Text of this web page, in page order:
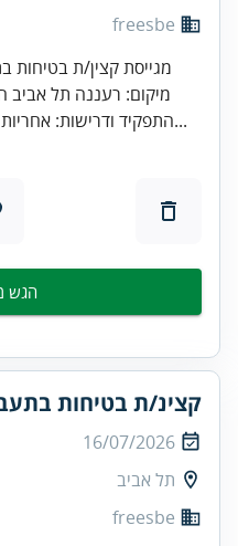
freesbe
מיקום: רעננה תל אביב
התפקיד ודרישות: אחריות מלאה על בטיחות, פיקוח וביקור...
הגש
קצינ/ת בטיחות
16/07/2026
תל אביב
freesbe